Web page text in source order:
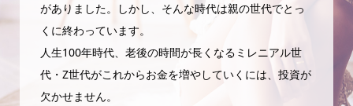
がありました。しかし、そんな時代は親の世代でとっ
くに終わっています。
人生100年時代、老後の時間が長くなるミレニアル世
代・Z世代がこれからお金を増やしていくには、投資が
欠かせません。